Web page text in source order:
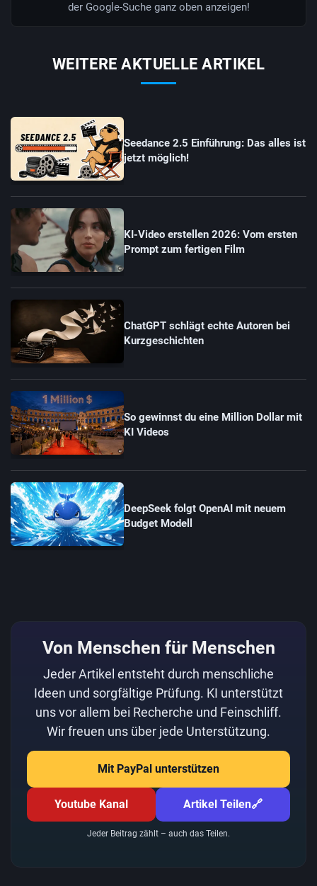
der Google-Suche ganz oben anzeigen!
WEITERE AKTUELLE ARTIKEL
Seedance 2.5 Einführung: Das alles ist
jetzt möglich!
KI-Video erstellen 2026: Vom ersten
Prompt zum fertigen Film
ChatGPT schlägt echte Autoren bei
Kurzgeschichten
So gewinnst du eine Million Dollar mit
KI Videos
DeepSeek folgt OpenAI mit neuem
Budget Modell
Von Menschen für Menschen
Jeder Artikel entsteht durch menschliche
Ideen und sorgfältige Prüfung. KI unterstützt
uns vor allem bei Recherche und Feinschliff.
Wir freuen uns über jede Unterstützung.
Mit PayPal unterstützen
Youtube Kanal Artikel Teilen🔗
Jeder Beitrag zählt – auch das Teilen.